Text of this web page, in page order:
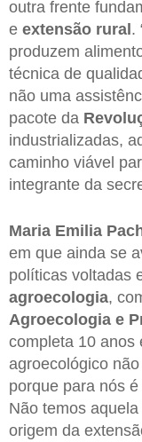
outra frente
e extensão rural.
produzem
técnica de
não uma
pacote da
industrializadas,
caminho viável
integrante da
Maria Emilia
em que ainda se
políticas voltadas
agroecologia,
Agroecologia e
completa 10 anos
agroecológico
porque para nós
Não temos
origem da